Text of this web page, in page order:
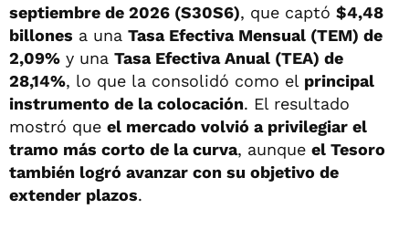
septiembre de 2026 (S30S6), que captó $4,48
billones a una Tasa Efectiva Mensual (TEM) de
2,09% y una Tasa Efectiva Anual (TEA) de
28,14%, lo que la consolidó como el principal
instrumento de la colocación. El resultado
mostró que el mercado volvió a privilegiar el
tramo más corto de la curva, aunque el Tesoro
también logró avanzar con su objetivo de
extender plazos.